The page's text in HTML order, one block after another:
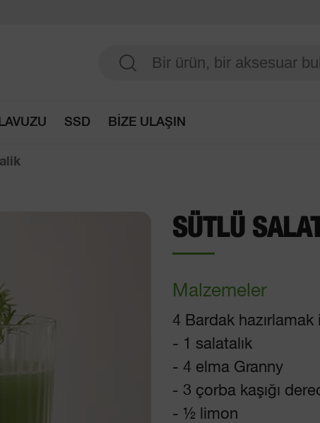
SSD BİZE ULAŞIN
SÜTLÜ
Malzemeler
4 Bardak hazırlamak
- 1 salatalık
- 4 elma Granny
- 3 çorba kaşığı
- ½ limon
Seçim kılavuzuna erişim